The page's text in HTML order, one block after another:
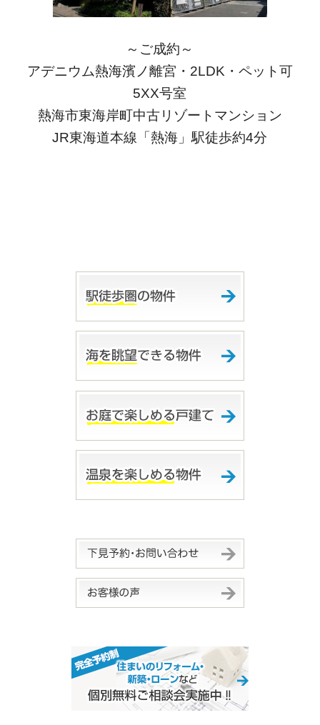
～ご成約～
アデニウム熱海濱ノ離宮・2LDK・ペット可
5XX号室
熱海市東海岸町中古リゾートマンション
JR東海道本線「熱海」駅徒歩約4分